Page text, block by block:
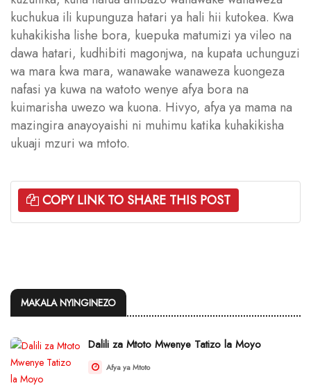
kuchukua ili kupunguza hatari ya hali hii kutokea. Kwa
kuhakikisha lishe bora, kuepuka matumizi ya vileo na
dawa hatari, kudhibiti magonjwa, na kupata uchunguzi
wa mara kwa mara, wanawake wanaweza kuongeza
nafasi ya kuwa na watoto wenye afya bora na
kuimarisha uwezo wa kuona. Hivyo, afya ya mama na
mazingira anayoyaishi ni muhimu katika kuhakikisha
ukuaji mzuri wa mtoto.
COPY LINK TO SHARE THIS POST
MAKALA NYINGINEZO
Dalili za Mtoto Mwenye Tatizo la Moyo
Afya ya Mtoto